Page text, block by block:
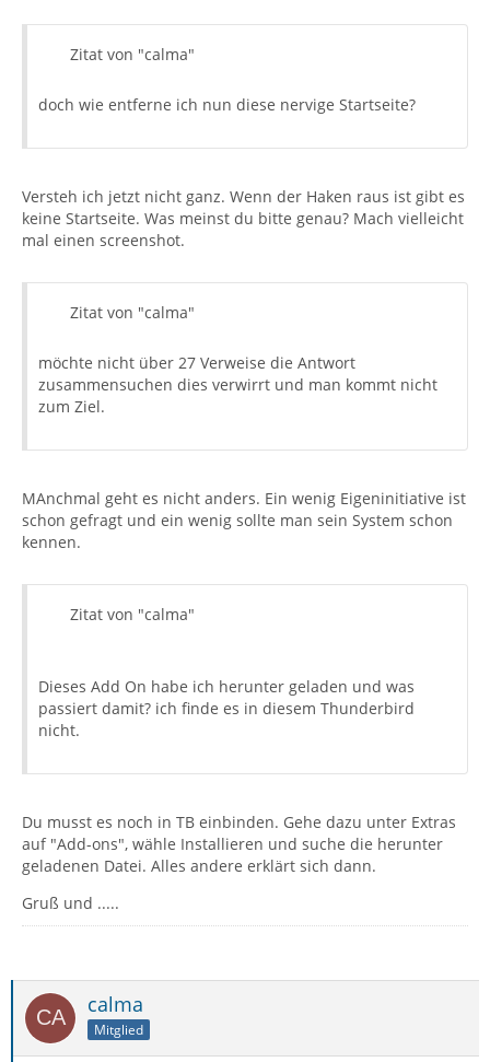
Zitat von "calma"
doch wie entferne ich nun diese nervige Startseite?
Versteh ich jetzt nicht ganz. Wenn der Haken raus ist gibt es
keine Startseite. Was meinst du bitte genau? Mach vielleicht
mal einen screenshot.
Zitat von "calma"
möchte nicht über 27 Verweise die Antwort
zusammensuchen dies verwirrt und man kommt nicht
zum Ziel.
MAnchmal geht es nicht anders. Ein wenig Eigeninitiative ist
schon gefragt und ein wenig sollte man sein System schon
kennen.
Zitat von "calma"
Dieses Add On habe ich herunter geladen und was
passiert damit? ich finde es in diesem Thunderbird
nicht.
Du musst es noch in TB einbinden. Gehe dazu unter Extras
auf "Add-ons", wähle Installieren und suche die herunter
geladenen Datei. Alles andere erklärt sich dann.
Gruß und .....
calma
Mitglied